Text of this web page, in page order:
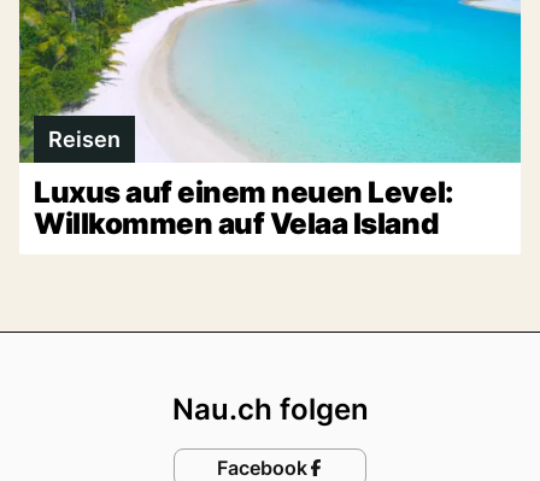
Reisen
Luxus auf einem neuen Level:
Willkommen auf Velaa Island
Nau.ch folgen
Facebook